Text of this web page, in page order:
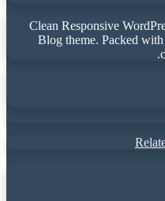
Clean Responsive
Blog theme. Packed